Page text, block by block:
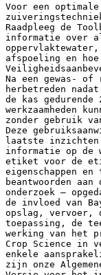
Voor een
Raadpleeg de
informatie over
oppervlaktewater,
afspoeling en
Na een gewas-
herbetreden
de kas
werkzaamheden
zonder gebruik
Deze
laatste inzichten.
informatie op de
etiket voor de
eigenschappen en
beantwoorden
onderzoek –
de invloed van
opslag, vervoer,
toepassing, de
werking van het
Crop Science in
enkele
zijn onze